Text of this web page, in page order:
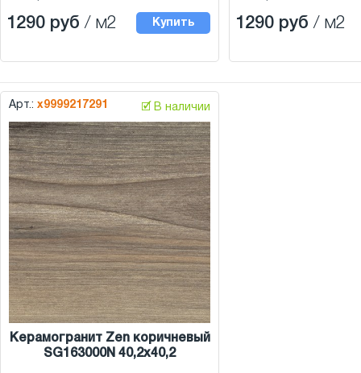
1290 руб / м2 Купить 1290 руб / м2
Арт.: х9999217291 🗹 В наличии
Керамогранит Zen коричневый
SG163000N 40,2x40,2